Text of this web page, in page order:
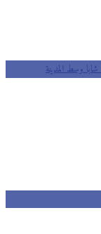
وسط المدينة